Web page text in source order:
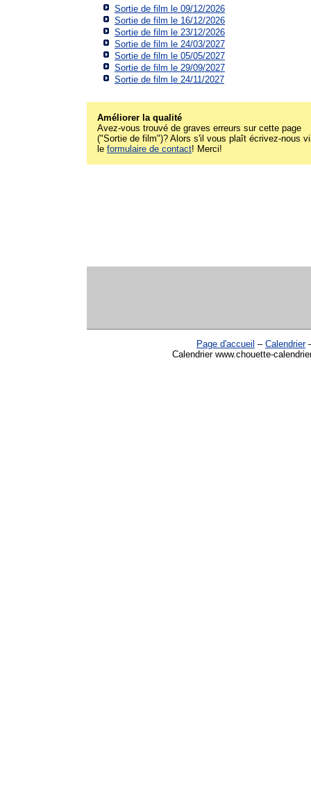
Sortie de film le 09/12/2026
Sortie de film le 16/12/2026
Sortie de film le 23/12/2026
Sortie de film le 24/03/2027
Sortie de film le 05/05/2027
Sortie de film le 29/09/2027
Sortie de film le 24/11/2027
Améliorer la qualité
Avez-vous trouvé de graves erreurs sur cette page
("Sortie de film")? Alors s'il vous plaît écrivez-nous
le formulaire de contact! Merci!
Page d'accueil – Calendrier
Calendrier www.chouette-